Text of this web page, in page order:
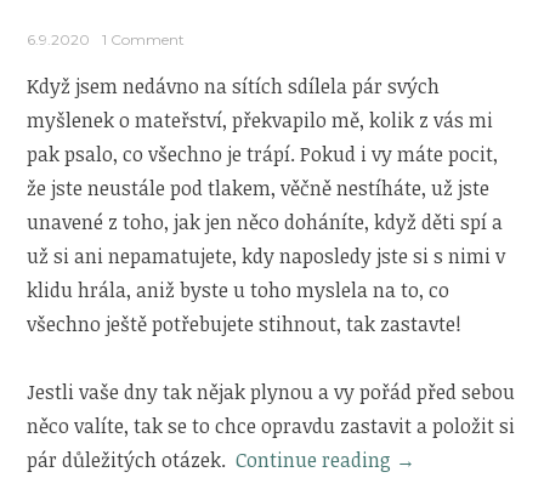
6.9.2020 1 Comment
Když jsem nedávno na sítích sdílela pár svých
myšlenek o mateřství, překvapilo mě, kolik z vás mi
pak psalo, co všechno je trápí. Pokud i vy máte pocit,
že jste neustále pod tlakem, věčně nestíháte, už jste
unavené z toho, jak jen něco doháníte, když děti spí a
už si ani nepamatujete, kdy naposledy jste si s nimi v
klidu hrála, aniž byste u toho myslela na to, co
všechno ještě potřebujete stihnout, tak zastavte!
Jestli vaše dny tak nějak plynou a vy pořád před sebou
něco valíte, tak se to chce opravdu zastavit a položit si
pár důležitých otázek.Continue reading „4
→